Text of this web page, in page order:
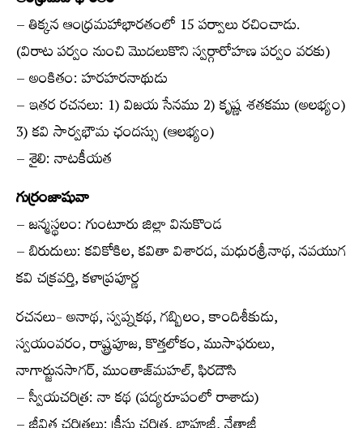
– తిక్కన ఆంధ్రమహాభారతంలో 15 పర్వాలు రచించాడు.
(విరాట పర్వం నుంచి మొదలుకొని స్వర్గారోహణ పర్వం వరకు)
– అంకితం: హరహరనాథుడు
– ఇతర రచనలు: 1) విజయ సేనము 2) కృష్ణ శతకము (అలభ్యం)
3) కవి సార్వభౌమ ఛందస్సు (ఆలభ్యం)
– శైలి: నాటకీయత
గుర్రంజాషువా
– జన్మస్థలం: గుంటూరు జిల్లా వినుకొండ
– బిరుదులు: కవికోకిల, కవితా విశారద, మధురశ్రీనాథ, నవయుగ
కవి చక్రవర్తి, కళాప్రపూర్ణ
రచనలు- అనాథ, స్వప్నకథ, గబ్బిలం, కాందిశీకుడు,
స్వయంవరం, రాష్ట్రపూజ, కొత్తలోకం, ముసాఫరులు,
నాగార్జునసాగర్, ముంతాజ్‌మహల్, ఫిరదౌసి
– స్వీయచరిత్ర: నా కథ (పద్యరూపంలో రాశాడు)